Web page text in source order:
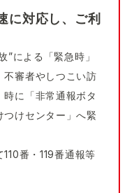
に対応し、ご利
”による「緊急時」
不審者やしつこい訪
に「非常通報ボタ
つけセンター」へ緊
番・119番通報等